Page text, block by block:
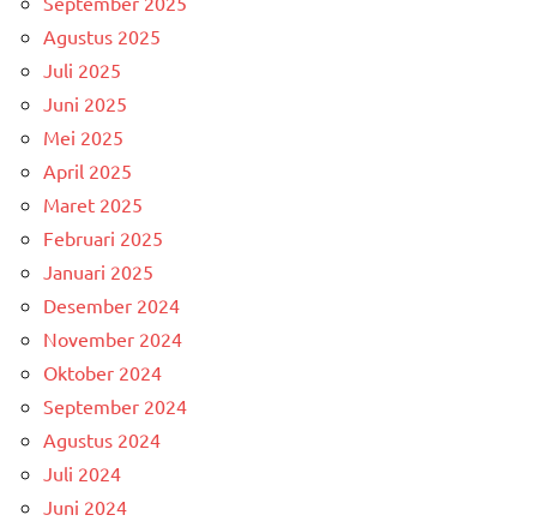
Agustus 2025
Juli 2025
Juni 2025
Mei 2025
April 2025
Maret 2025
Februari 2025
Januari 2025
Desember 2024
November 2024
Oktober 2024
September 2024
Agustus 2024
Juli 2024
Juni 2024